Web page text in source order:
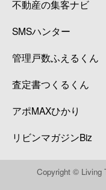
不動産の集客ナビ
SMSハンター
管理戸数ふえるくん
査定書つくるくん
アポMAXひかり
リビンマガジンBiz
Copyright © Living